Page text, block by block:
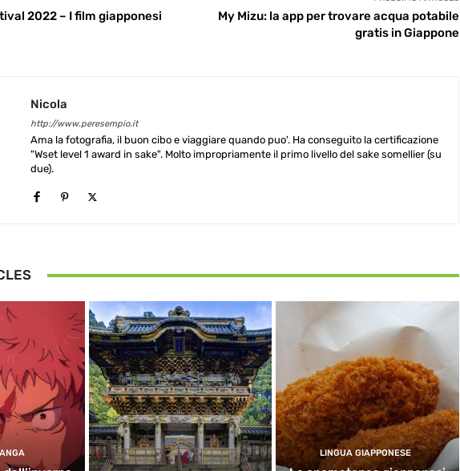
2022 – I film giapponesi
My Mizu: la app per trovare acqua potabile
gratis in Giappone
Nicola
http://www.peresempio.it
Ama la fotografia, il buon cibo e viaggiare quando puo'. Ha conseguito la certificazione
"Wset level 1 award in sake". Molto impropriamente il primo livello del sake somellier (su
due).
LINGUA GIAPPONESE